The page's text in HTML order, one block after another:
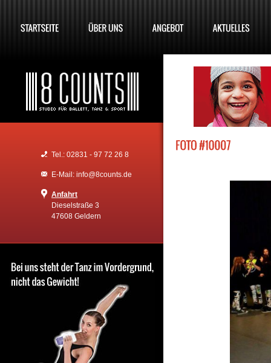
Tel.: 02831 - 97 72 26 8
E-Mail: info@8counts.de
Anfahrt
Dieselstraße 3
47608 Geldern